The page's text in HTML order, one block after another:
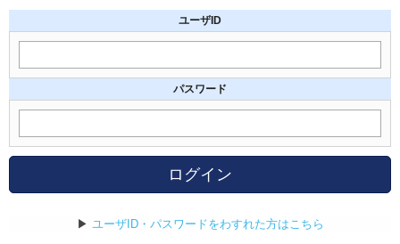
ユーザID
パスワード
ログイン
▶ ユーザID・パスワードをわすれた方はこちら